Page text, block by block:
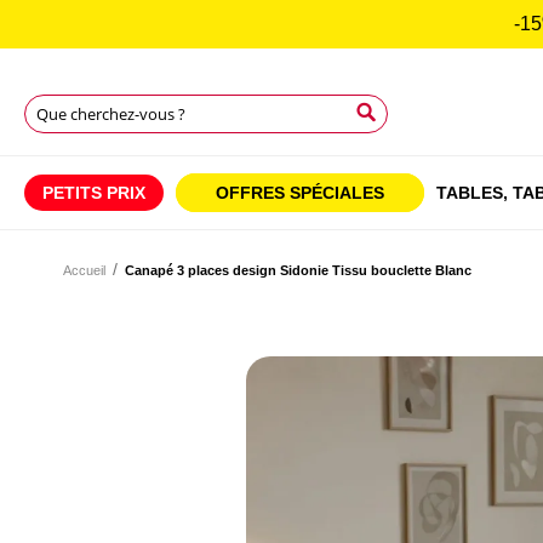
-
Rechercher
PETITS PRIX OFFRES SPÉCIALES TABLES,
Accueil Canapé 3 places design Sidonie Tissu bouclette Blanc